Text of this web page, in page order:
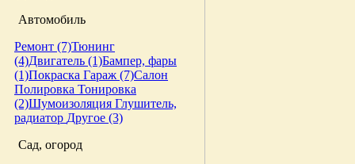
Автомобиль
Ремонт (7)Тюнинг
(4)Двигатель (1)Бампер, фары
(1)Покраска Гараж (7)Салон
Полировка Тонировка
(2)Шумоизоляция Глушитель,
радиатор Другое (3)
Сад, огород